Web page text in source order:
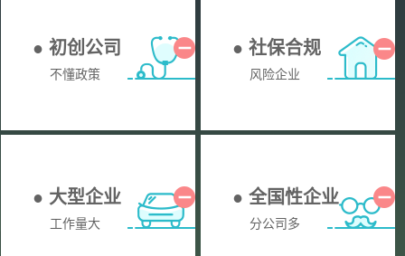
● 初创公司
不懂政策
● 社保合规
风险企业
● 大型企业
工作量大
● 全国性企业
分公司多